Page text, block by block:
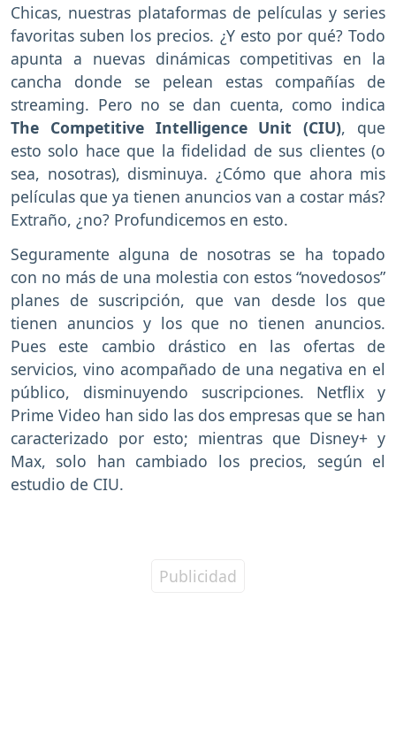
Chicas, nuestras plataformas de películas y series
favoritas suben los precios. ¿Y esto por qué? Todo
apunta a nuevas dinámicas competitivas en la
cancha donde se pelean estas compañías de
streaming. Pero no se dan cuenta, como indica
The Competitive Intelligence Unit (CIU), que
esto solo hace que la fidelidad de sus clientes (o
sea, nosotras), disminuya. ¿Cómo que ahora mis
películas que ya tienen anuncios van a costar más?
Extraño, ¿no? Profundicemos en esto.
Seguramente alguna de nosotras se ha topado
con no más de una molestia con estos “novedosos”
planes de suscripción, que van desde los que
tienen anuncios y los que no tienen anuncios.
Pues este cambio drástico en las ofertas de
servicios, vino acompañado de una negativa en el
público, disminuyendo suscripciones. Netflix y
Prime Video han sido las dos empresas que se han
caracterizado por esto; mientras que Disney+ y
Max, solo han cambiado los precios, según el
estudio de CIU.